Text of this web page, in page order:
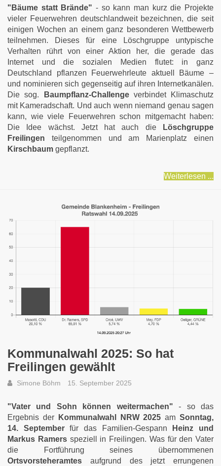
"Bäume statt Brände" - so kann man kurz die Projekte
vieler Feuerwehren deutschlandweit bezeichnen, die seit
einigen Wochen an einem ganz besonderen Wettbewerb
teilnehmen. Dieses für eine Löschgruppe untypische
Verhalten rührt von einer Aktion her, die gerade das
Internet und die sozialen Medien flutet: in ganz
Deutschland pflanzen Feuerwehrleute aktuell Bäume –
und nominieren sich gegenseitig auf ihren Internetkanälen.
Die sog.
Baumpflanz-Challengeverbindet Klimaschutz
mit Kameradschaft. Und auch wenn niemand genau sagen
kann, wie viele Feuerwehren schon mitgemacht haben:
Die Idee wächst. Jetzt hat auch die
Löschgruppe
Freilingen teilgenommen und am Marienplatz einen
Kirschbaum gepflanzt.
Weiterlesen ...
Kommunalwahl 2025: So hat
Freilingen gewählt
Simone Böhm 15. September 2025
"Vater und Sohn können weitermachen" - so das
Ergebnis der
Kommunalwahl NRW 2025 amSonntag,
14. Septemberfür das Familien-Gespann
Heinz und
Markus Ramersspeziell in Freilingen. Was für den Vater
die Fortführung seines übernommenen
Ortsvorsteheramtes aufgrund des jetzt errungenen